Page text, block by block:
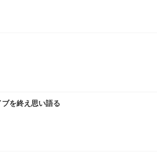
ト 30度ロッキング機能 人間工学 椅子 腰サポー
ト付き 腰サポート ガス圧無段階昇降 360度回転
を終え思い語る